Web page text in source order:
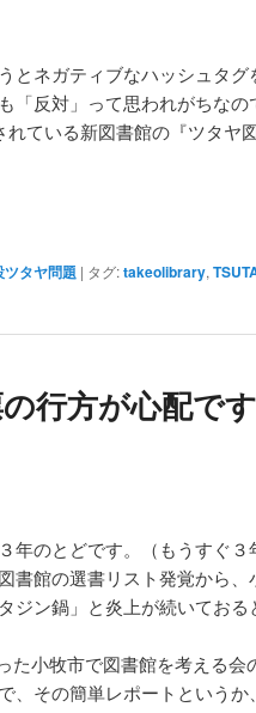
とネガティブなハッシュタグ
「反対」って思われがちなの
れている新図書館の『ツタヤ
ツタヤ問題 | タグ:takeolibrary,
行方が心配で
年のとどです。（もうすぐ３
書館の選書リスト発覚から、
ジン鍋」と炎上が続いておる
た小牧市で図書館を考える会
、その簡単レポートというか